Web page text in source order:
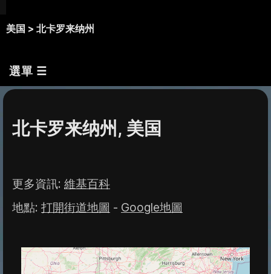
美国 > 北卡罗来纳州
選單 ☰
北卡罗来纳州, 美国
更多資訊: 維基百科
地點: 打開街道地圖 - Google地圖